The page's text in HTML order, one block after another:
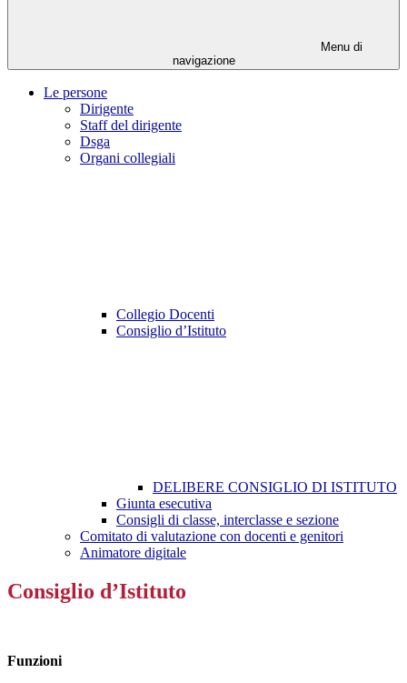
Menu di
navigazione
Le persone
Dirigente
Staff del dirigente
Dsga
Organi collegiali
Collegio Docenti
Consiglio d’Istituto
DELIBERE CONSIGLIO DI ISTITUTO
Giunta esecutiva
Consigli di classe, interclasse e sezione
Comitato di valutazione con docenti e genitori
Animatore digitale
Consiglio d’Istituto
Funzioni